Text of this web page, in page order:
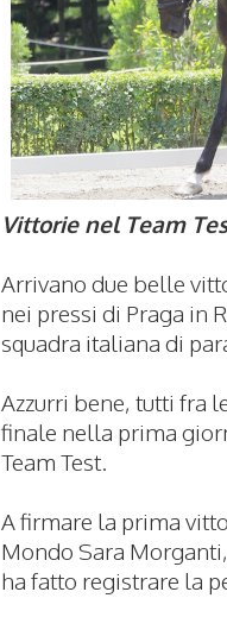
Vittorie nel Team
Arrivano due belle
nei pressi di Praga in
squadra italiana di
Azzurri bene, tutti fra
finale nella prima
Team Test.
A firmare la prima
Mondo Sara
ha fatto registrare la